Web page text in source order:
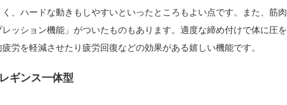
、ハードな動きもしやすいといったところもよい点です。また、筋肉
ッション機能」がついたものもあります。適度な締め付けで体に圧を
労を軽減させたり疲労回復などの効果がある嬉しい機能です。
ギンス一体型